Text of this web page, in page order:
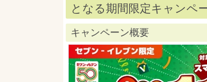
となる期間限定キャンペ
キャンペーン概要